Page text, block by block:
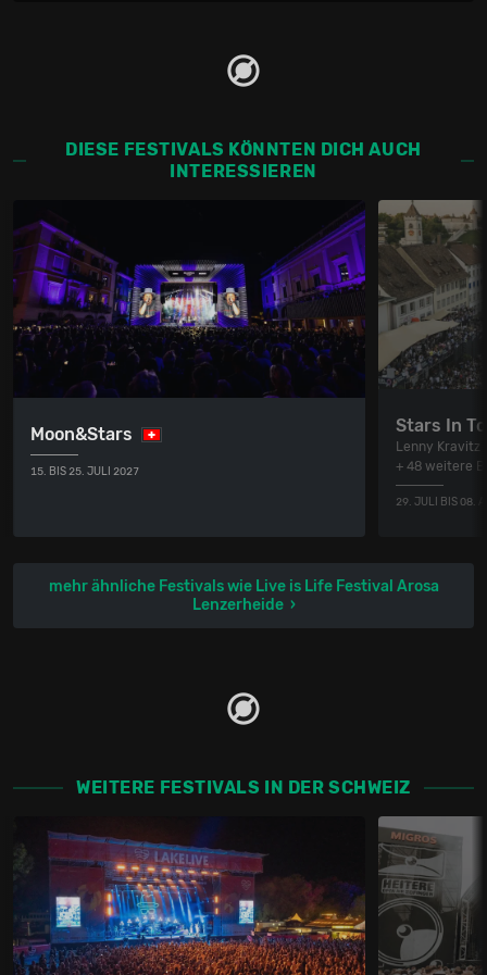
DIESE FESTIVALS KÖNNTEN DICH AUCH
INTERESSIEREN
Moon&Stars
15. BIS 25. JULI 2027
Stars In
Lenny Kravitz
+ 48 weitere
29. JULI BIS 08.
mehr ähnliche Festivals wie Live is Life Festival Arosa
Lenzerheide
WEITERE FESTIVALS IN DER SCHWEIZ